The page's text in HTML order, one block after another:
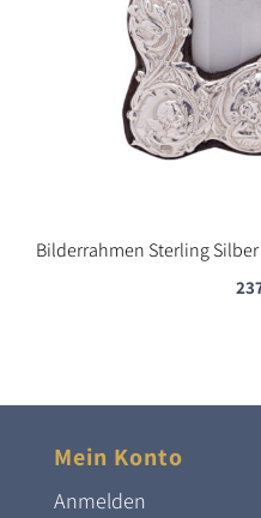
Bilderrahmen Sterling
Mein Konto
Anmelden